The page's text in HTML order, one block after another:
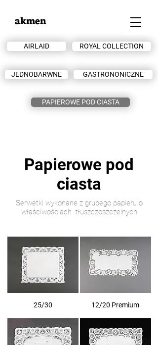
akmen
Papierowe pod
ciasta
25/30 12/20 Premium
Serwetki wykonane z grubego papieru o
właściwościach tłuszczoszczelnych
ROYAL COLLECTION
AIRLAID
JEDNOBARWNE GASTRONONICZNE
PAPIEROWE POD CIASTA